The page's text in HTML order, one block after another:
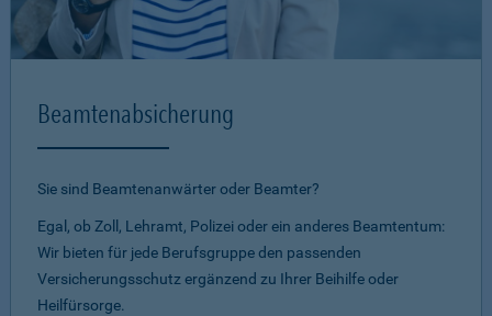
Beamtenabsicherung
Sie sind Beamtenanwärter oder Beamter?
Egal, ob Zoll, Lehramt, Polizei oder ein anderes Beamtentum:
Wir bieten für jede Berufsgruppe den passenden
Versicherungsschutz ergänzend zu Ihrer Beihilfe oder
Heilfürsorge.